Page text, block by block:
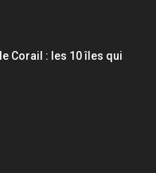
Corail : les 10 îles qui